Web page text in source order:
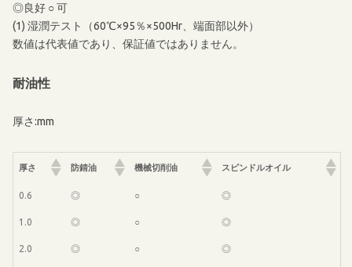
◎良好 ○ 可
(1) 湿潤テスト（60℃×95％×500Hr、端面部以外）
数値は代表値であり、保証値ではありません。
耐油性
厚さ:mm
厚さ 防錆油 機械切削油 スピンドルオイル
0.6 ◎ ○ ◎
1.0 ◎ ○ ◎
2.0 ◎ ○ ◎